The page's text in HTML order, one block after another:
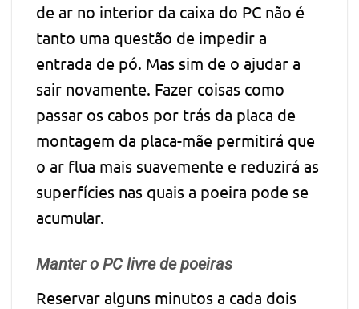
de ar no interior da caixa do PC não é
tanto uma questão de impedir a
entrada de pó. Mas sim de o ajudar a
sair novamente. Fazer coisas como
passar os cabos por trás da placa de
montagem da placa-mãe permitirá que
o ar flua mais suavemente e reduzirá as
superfícies nas quais a poeira pode se
acumular.
Manter o PC livre de poeiras
Reservar alguns minutos a cada dois